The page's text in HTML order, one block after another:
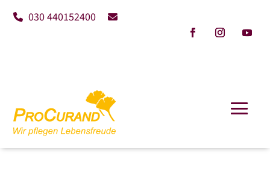
030 440152400